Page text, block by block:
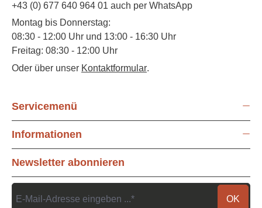
+43 (0) 677 640 964 01 auch per WhatsApp
Montag bis Donnerstag:
08:30 - 12:00 Uhr und 13:00 - 16:30 Uhr
Freitag: 08:30 - 12:00 Uhr
Oder über unser Kontaktformular.
Servicemenü
Informationen
Newsletter abonnieren
OK